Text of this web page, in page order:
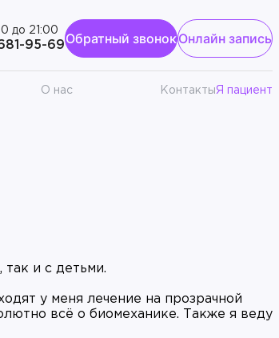
до 21:00
95-69Обратный звонокОнлайн запись
О нас КонтактыЯ пациент
и с детьми.
у меня лечение на прозрачной
всё о биомеханике. Также я веду